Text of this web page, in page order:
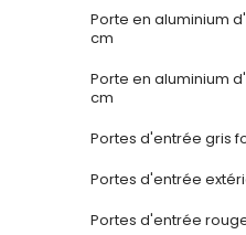
Porte en aluminium
cm
Porte en aluminium
cm
Portes d'entrée gris
Portes d'entrée
Portes d'entrée